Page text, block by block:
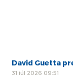
David Guetta
31 júl 2026 09:51